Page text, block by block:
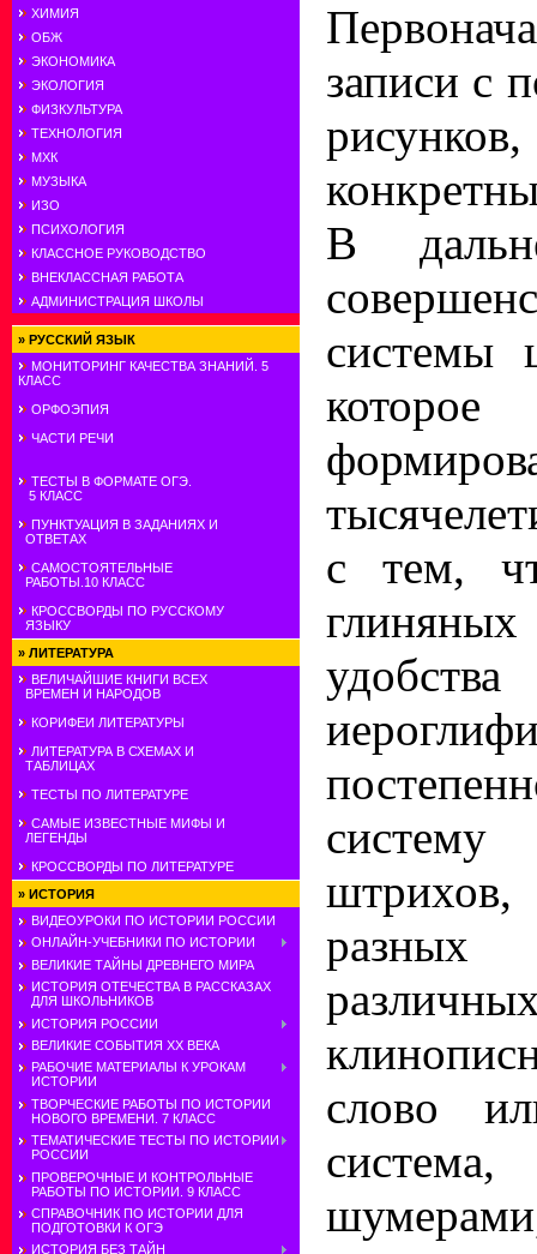
ХИМИЯ
ОБЖ
ЭКОНОМИКА
ЭКОЛОГИЯ
ФИЗКУЛЬТУРА
ТЕХНОЛОГИЯ
МХК
МУЗЫКА
ИЗО
ПСИХОЛОГИЯ
КЛАССНОЕ РУКОВОДСТВО
ВНЕКЛАССНАЯ РАБОТА
АДМИНИСТРАЦИЯ ШКОЛЫ
» РУССКИЙ ЯЗЫК
МОНИТОРИНГ КАЧЕСТВА ЗНАНИЙ. 5
КЛАСС
ОРФОЭПИЯ
ЧАСТИ РЕЧИ
ТЕСТЫ В ФОРМАТЕ ОГЭ.
5 КЛАСС
ПУНКТУАЦИЯ В ЗАДАНИЯХ И
ОТВЕТАХ
САМОСТОЯТЕЛЬНЫЕ
РАБОТЫ.10 КЛАСС
КРОССВОРДЫ ПО РУССКОМУ
ЯЗЫКУ
» ЛИТЕРАТУРА
ВЕЛИЧАЙШИЕ КНИГИ ВСЕХ
ВРЕМЕН И НАРОДОВ
КОРИФЕИ ЛИТЕРАТУРЫ
ЛИТЕРАТУРА В СХЕМАХ И
ТАБЛИЦАХ
ТЕСТЫ ПО ЛИТЕРАТУРЕ
САМЫЕ ИЗВЕСТНЫЕ МИФЫ И
ЛЕГЕНДЫ
КРОССВОРДЫ ПО ЛИТЕРАТУРЕ
» ИСТОРИЯ
ВИДЕОУРОКИ ПО ИСТОРИИ РОССИИ
ОНЛАЙН-УЧЕБНИКИ ПО ИСТОРИИ
ВЕЛИКИЕ ТАЙНЫ ДРЕВНЕГО МИРА
ИСТОРИЯ ОТЕЧЕСТВА В РАССКАЗАХ
ДЛЯ ШКОЛЬНИКОВ
ИСТОРИЯ РОССИИ
ВЕЛИКИЕ СОБЫТИЯ ХХ ВЕКА
РАБОЧИЕ МАТЕРИАЛЫ К УРОКАМ
ИСТОРИИ
ТВОРЧЕСКИЕ РАБОТЫ ПО ИСТОРИИ
НОВОГО ВРЕМЕНИ. 7 КЛАСС
ТЕМАТИЧЕСКИЕ ТЕСТЫ ПО ИСТОРИИ
РОССИИ
ПРОВЕРОЧНЫЕ И КОНТРОЛЬНЫЕ
РАБОТЫ ПО ИСТОРИИ. 9 КЛАСС
СПРАВОЧНИК ПО ИСТОРИИ ДЛЯ
ПОДГОТОВКИ К ОГЭ
ИСТОРИЯ БЕЗ ТАЙН
записи с
В
системы
с тем,
слово